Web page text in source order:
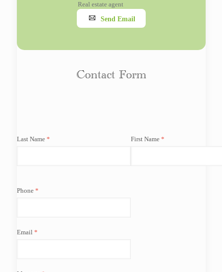
Real estate agent
Send Email
Contact Form
Last Name First Name
Phone
Email